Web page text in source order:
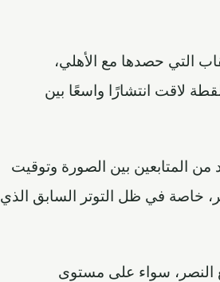
التي حصدها مع الأهلي،
لاقت انتشارًا واسعًا بين
من المتابعين بين الصورة وتوقيت
خاصة في ظل التوتر السابق الذي
النصر، سواء على مستوى